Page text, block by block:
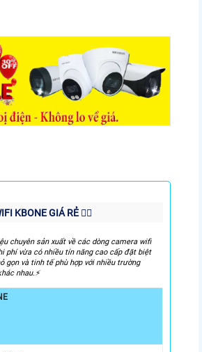
KBONE GIÁ RẺ 👈🏻
chuyên sản xuất về các dòng camera wifi
phí vừa có nhiều tín năng cao cấp đặt biệt
gọn và tinh tế phù hợp với nhiều trường
nhau.⚡